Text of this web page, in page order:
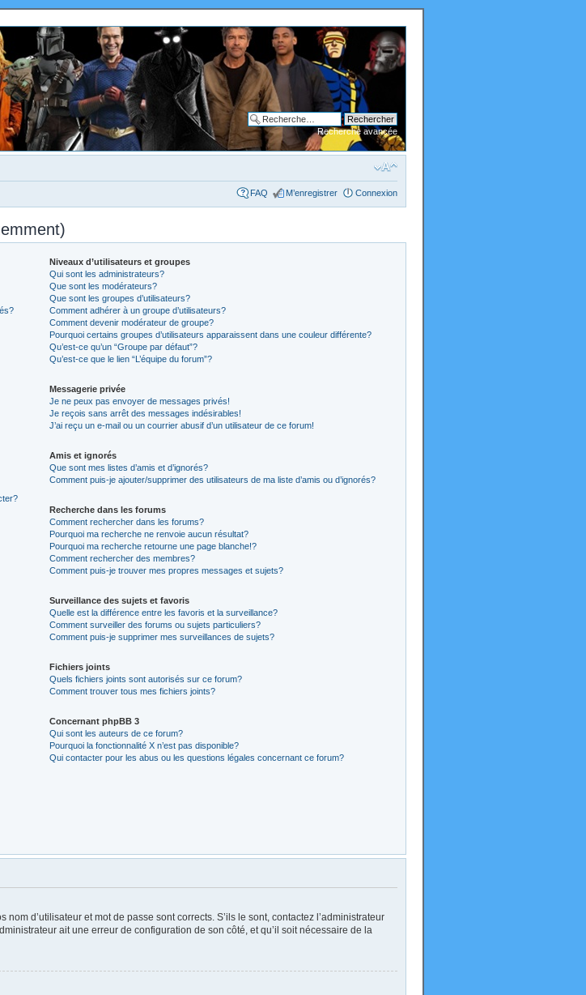
Recherche avancée
FAQ M’enregistrer Connexion
Niveaux d’utilisateurs et groupes
Qui sont les administrateurs?
Que sont les modérateurs?
Que sont les groupes d’utilisateurs?
Comment adhérer à un groupe d’utilisateurs?
Comment devenir modérateur de groupe?
Pourquoi certains groupes d’utilisateurs apparaissent dans une couleur différente?
Qu’est-ce qu’un “Groupe par défaut”?
Qu’est-ce que le lien “L’équipe du forum”?
Messagerie privée
Je ne peux pas envoyer de messages privés!
Je reçois sans arrêt des messages indésirables!
J’ai reçu un e-mail ou un courrier abusif d’un utilisateur de ce forum!
Amis et ignorés
Que sont mes listes d’amis et d’ignorés?
Comment puis-je ajouter/supprimer des utilisateurs de ma liste d’amis ou d’ignorés?
Recherche dans les forums
Comment rechercher dans les forums?
Pourquoi ma recherche ne renvoie aucun résultat?
Pourquoi ma recherche retourne une page blanche!?
Comment rechercher des membres?
Comment puis-je trouver mes propres messages et sujets?
Surveillance des sujets et favoris
Quelle est la différence entre les favoris et la surveillance?
Comment surveiller des forums ou sujets particuliers?
Comment puis-je supprimer mes surveillances de sujets?
Fichiers joints
Quels fichiers joints sont autorisés sur ce forum?
Comment trouver tous mes fichiers joints?
Concernant phpBB 3
Qui sont les auteurs de ce forum?
Pourquoi la fonctionnalité X n’est pas disponible?
Qui contacter pour les abus ou les questions légales concernant ce forum?
d’utilisateur et mot de passe sont corrects. S’ils le sont, contactez l’administrateur
ait une erreur de configuration de son côté, et qu’il soit nécessaire de la